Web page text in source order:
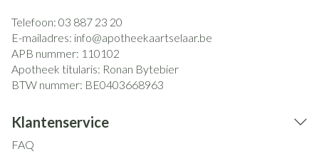
Telefoon: 03 887 23 20
E-mailadres: info@apotheekaartselaar.be
APB nummer: 110102
Apotheek titularis: Ronan Bytebier
BTW nummer: BE0403668963
Klantenservice
FAQ